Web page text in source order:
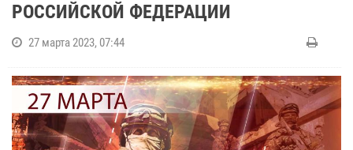
РОССИЙСКОЙ ФЕДЕРАЦИИ
27 марта 2023, 07:44